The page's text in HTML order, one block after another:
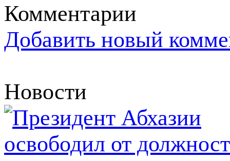
Комментарии
Добавить новый
Новости